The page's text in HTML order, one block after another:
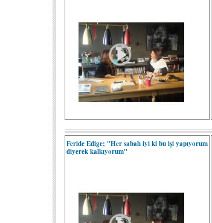
Feride Edige; "Her sabah iyi ki bu işi yapıyorum
diyerek kalkıyorum"